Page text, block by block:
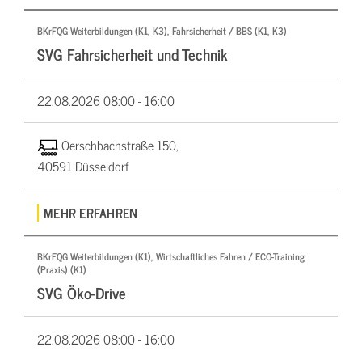
BKrFQG Weiterbildungen (K1, K3), Fahrsicherheit / BBS (K1, K3)
SVG Fahrsicherheit und Technik
22.08.202608:00 - 16:00
Oerschbachstraße 150,
40591 Düsseldorf
MEHR ERFAHREN
BKrFQG Weiterbildungen (K1), Wirtschaftliches Fahren / ECO-Training
(Praxis) (K1)
SVG Öko-Drive
22.08.202608:00 - 16:00